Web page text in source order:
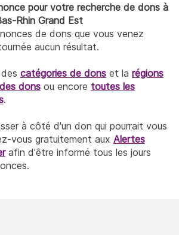
pour votre recherche de dons à
Rhin Grand Est
de dons que vous venez
aucun résultat.
catégories de dons et la régions
dons ou encore toutes les
.
à côté d'un don qui pourrait vous
vous gratuitement aux Alertes
afin d'être informé tous les jours